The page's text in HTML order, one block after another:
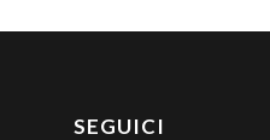
SEGUICI